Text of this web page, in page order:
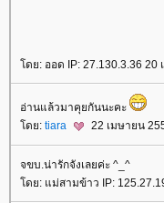
ดย: ออด IP: 27.130.3.36 20
อ่านแล้วมาคุยกันนะคะ
ดย: tiara 22 เมษายน
จขบ.น่ารักจังเลยค่ะ ^_^
ดย: แม่สามข้าว IP: